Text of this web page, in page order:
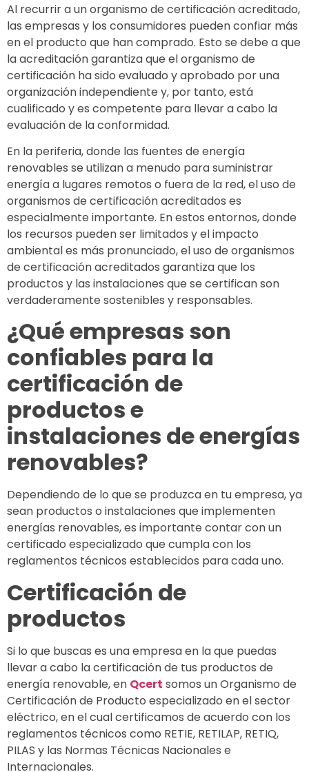
Al recurrir a un organismo de certificación acreditado,
las empresas y los consumidores pueden confiar más
en el producto que han comprado. Esto se debe a que
la acreditación garantiza que el organismo de
certificación ha sido evaluado y aprobado por una
organización independiente y, por tanto, está
cualificado y es competente para llevar a cabo la
evaluación de la conformidad.
En la periferia, donde las fuentes de energía
renovables se utilizan a menudo para suministrar
energía a lugares remotos o fuera de la red, el uso de
organismos de certificación acreditados es
especialmente importante. En estos entornos, donde
los recursos pueden ser limitados y el impacto
ambiental es más pronunciado, el uso de organismos
de certificación acreditados garantiza que los
productos y las instalaciones que se certifican son
verdaderamente sostenibles y responsables.
¿Qué empresas son
confiables para la
certificación de
productos e
instalaciones de energías
renovables?
Dependiendo de lo que se produzca en tu empresa, ya
sean productos o instalaciones que implementen
energías renovables, es importante contar con un
certificado especializado que cumpla con los
reglamentos técnicos establecidos para cada uno.
Certificación de
productos
Si lo que buscas es una empresa en la que puedas
llevar a cabo la certificación de tus productos de
energía renovable, en Qcert somos un Organismo de
Certificación de Producto especializado en el sector
eléctrico, en el cual certificamos de acuerdo con los
reglamentos técnicos como RETIE, RETILAP, RETIQ,
PILAS y las Normas Técnicas Nacionales e
Internacionales.